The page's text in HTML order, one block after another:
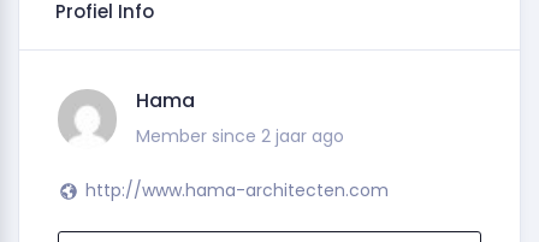
Profiel Info
Hama
Member since 2 jaar ago
http://www.hama-architecten.com